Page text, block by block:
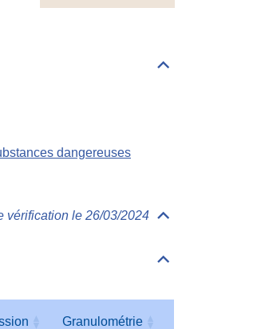
ECHA
Déplier/replier
dangereuses
vérification le 26/03/2024
Déplier/replier
Déplier/replier
Granulométrie